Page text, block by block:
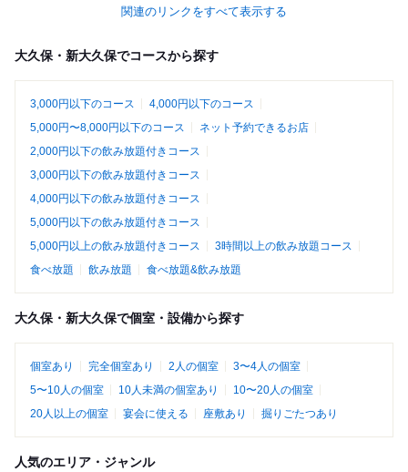
関連のリンクをすべて表示する
大久保・新大久保でコースから探す
3,000円以下のコース
4,000円以下のコース
5,000円〜8,000円以下のコース
ネット予約できるお店
2,000円以下の飲み放題付きコース
3,000円以下の飲み放題付きコース
4,000円以下の飲み放題付きコース
5,000円以下の飲み放題付きコース
5,000円以上の飲み放題付きコース
3時間以上の飲み放題コース
食べ放題
飲み放題 食べ放題&飲み放題
大久保・新大久保で個室・設備から探す
個室あり 完全個室あり 2人の個室
3〜4人の個室
5〜10人の個室
10人未満の個室あり
10〜20人の個室
20人以上の個室
宴会に使える 座敷あり 掘りごたつあり
人気のエリア・ジャンル